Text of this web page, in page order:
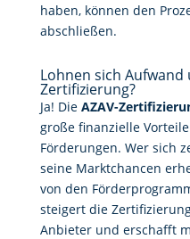
haben, können den
abschließen.
Lohnen sich Aufwand
Zertifizierung?
Ja! Die AZAV-
große finanzielle
Förderungen. Wer sich
seine Marktchancen
von den
steigert die
Anbieter und erschafft